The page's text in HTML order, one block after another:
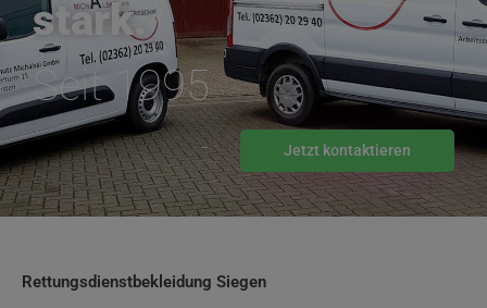
stark.
Seit 1995
Jetzt kontaktieren
Rettungsdienstbekleidung Siegen